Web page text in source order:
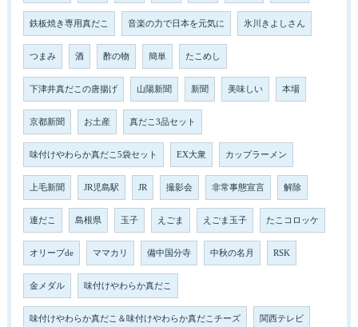
鉄板焼き専用真だこ 音楽の力で日本を元気に 氷川きよしさん
つまみ 酒 酢の物 簡単 たこめし
下津井真だこの唐揚げ 山陽新聞 新聞 美味しい 本場
京都新聞 お土産 真だこ3品セット
味付けやわらか真だこ5袋セット EX大衆 カップラーメン
上毛新聞 JR児島駅 JR 撮影会 非常事態宣言 解除
連だこ 島根県 玉子 えごま えごま玉子 たこコロッケ
オリーブde ママカリ 備中国分寺 中秋の名月 RSK
金メダル 味付けやわらか真だこ
味付けやわらか真だこ＆味付けやわらか真だこチーズ 関西テレビ